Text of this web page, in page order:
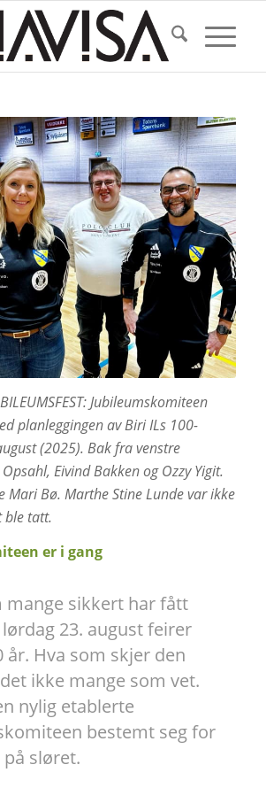
Jubileumskomiteen
planleggingen av Biri ILs 100-
(2025). Bak fra venstre
Eivind Bakken og Ozzy Yigit.
Mari Bø. Marthe Stine Lunde var ikke
ble tatt.
er i gang
mange sikkert har fått
23. august feirer
år. Hva som skjer den
ikke mange som vet.
nylig etablerte
bestemt seg for
sløret.